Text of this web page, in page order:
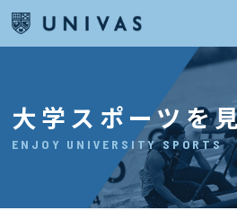
大学スポーツを
ENJOY UNIVERSITY SPORTS